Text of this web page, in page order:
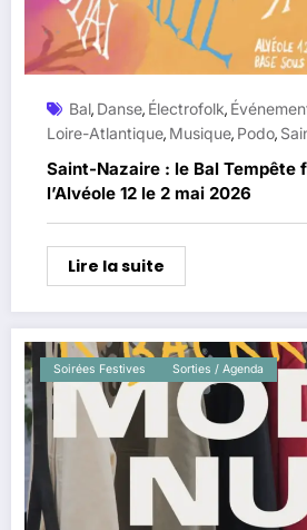
Bal, Danse, Électrofolk,
Loire-Atlantique, Musique, Podo,
Saint-Nazaire : le Bal Tempête
l’Alvéole 12 le 2 mai 2026
Lire la suite
Soirées Festives Sorties / Agenda